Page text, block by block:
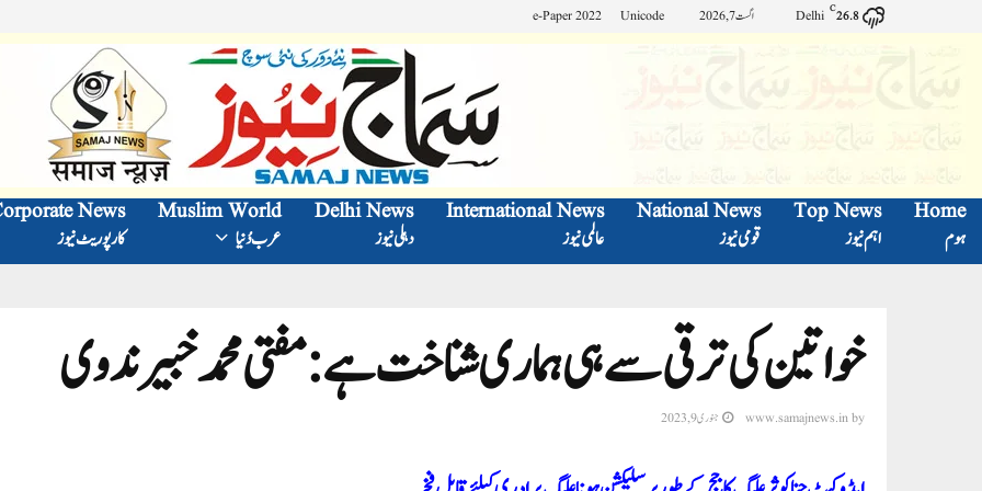
26.8
C
Delhi اگست 7, 2026 Unicode
e-Paper 2022
Home
ہوم
Top News
اہم نیوز
National News
قومی نیوز
International News
عالمی نیوز
Delhi News
دہلی نیوز
Muslim World
عرب دُنیا
News
کارپوریٹ نیوز
خواتین کی ترقی سے ہی ہماری شناخت ہے: مفتی محمد خبیر ندوی
by
www.samajnews.in جنوری 9, 2023